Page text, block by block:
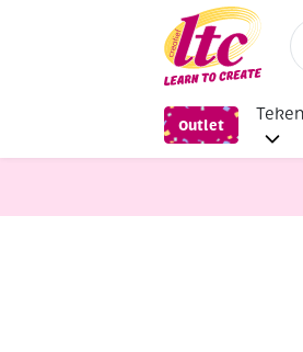
Outlet